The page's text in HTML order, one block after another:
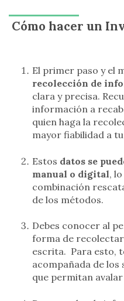
Cómo hacer un
El primer paso y el
recolección de
clara y precisa.
información a
quien haga la
mayor fiabilidad a
Estos datos se
manual o digital,
combinación
de los métodos.
Debes conocer al
forma de
escrita. Para esto,
acompañada de
que permitan